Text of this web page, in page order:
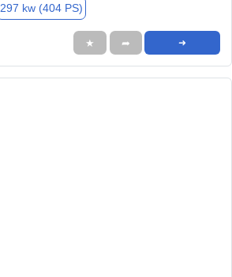
297 kw (404 PS)
★ ➦ ➜